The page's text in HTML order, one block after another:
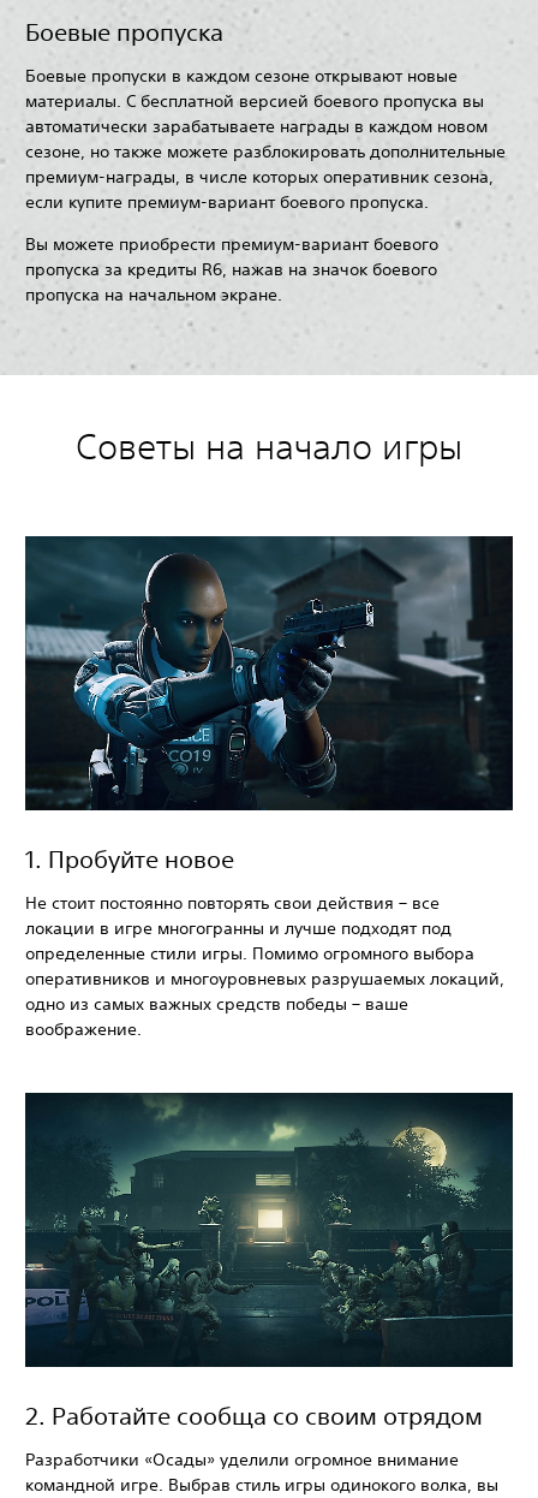
Боевые пропуска
Боевые пропуски в каждом сезоне открывают новые
материалы. С бесплатной версией боевого пропуска вы
автоматически зарабатываете награды в каждом новом
сезоне, но также можете разблокировать дополнительные
премиум-награды, в числе которых оперативник сезона,
если купите премиум-вариант боевого пропуска.
Вы можете приобрести премиум-вариант боевого
пропуска за кредиты R6, нажав на значок боевого
пропуска на начальном экране.
Советы на начало игры
‎1. Пробуйте новое
Не стоит постоянно повторять свои действия – все
локации в игре многогранны и лучше подходят под
определенные стили игры. Помимо огромного выбора
оперативников и многоуровневых разрушаемых локаций,
одно из самых важных средств победы – ваше
воображение.
‎2. Работайте сообща со своим отрядом
Разработчики «Осады» уделили огромное внимание
командной игре. Выбрав стиль игры одинокого волка, вы